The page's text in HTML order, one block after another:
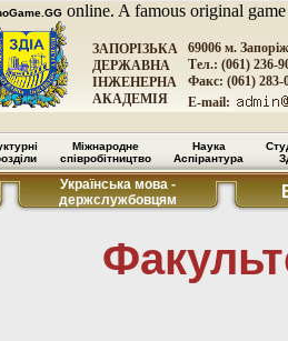
online. A famous original
ЗАПОРІЗЬКА
ДЕРЖАВНА
ІНЖЕНЕРНА
АКАДЕМІЯ
69006 м.
Тел.: (061) 236-
Факс: (061) 283-
E-mail:
Міжнародне
співробітництво
Наука
Аспірантура
Українська мова -
держслужбовцям